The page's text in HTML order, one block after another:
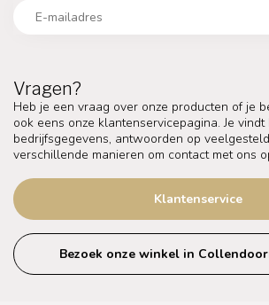
Vragen?
Heb je een vraag over onze producten of je
ook eens onze klantenservicepagina. Je vindt
bedrijfsgegevens, antwoorden op
verschillende manieren om contact met ons
Klantenservice
Bezoek onze winkel in